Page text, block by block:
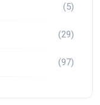
(5)
(29)
(97)